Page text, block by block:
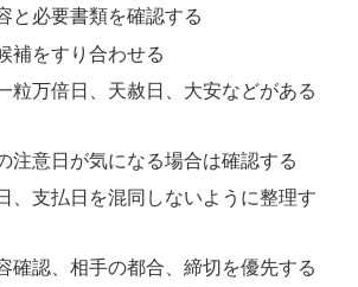
と必要書類を確認する
補をすり合わせる
粒万倍日、天赦日、大安などがある
注意日が気になる場合は確認する
、支払日を混同しないように整理す
確認、相手の都合、締切を優先する